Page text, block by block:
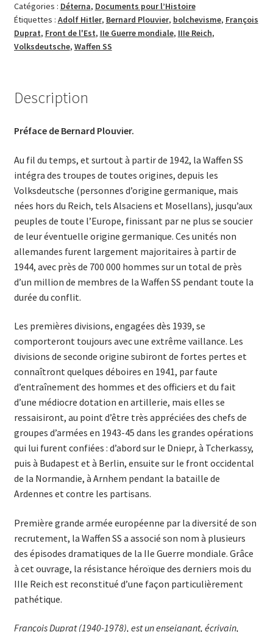
Waffen
SS
Catégories : Déterna, Documents pour l’Histoire
Étiquettes : Adolf Hitler, Bernard Plouvier, bolchevisme, François
Duprat, Front de l'Est, IIe Guerre mondiale, IIIe Reich,
Volksdeutsche, Waffen SS
Description
Préface de Bernard Plouvier.
Au fil du temps, et surtout à partir de 1942, la Waffen SS
intégra des troupes de toutes origines, depuis les
Volksdeutsche (personnes d’origine germanique, mais
nées hors du Reich, tels Alsaciens et Mosellans), jusqu’aux
peuples de toute l’Europe, finissant par ne plus se soucier
de leur éventuelle origine germanique. Ces unités non
allemandes furent largement majoritaires à partir de
1944, avec près de 700 000 hommes sur un total de près
d’un million de membres de la Waffen SS pendant toute la
durée du conflit.
Les premières divisions, engagées dès 1939, se
comporteront toujours avec une extrême vaillance. Les
divisions de seconde origine subiront de fortes pertes et
connaîtront quelques déboires en 1941, par faute
d’entraînement des hommes et des officiers et du fait
d’une médiocre dotation en artillerie, mais elles se
ressaisiront, au point d’être très appréciées des chefs de
groupes d’armées en 1943-45 dans les grandes opérations
qui lui furent confiées : d’abord sur le Dniepr, à Tcherkassy,
puis à Budapest et à Berlin, ensuite sur le front occidental
de la Normandie, à Arnhem pendant la bataille de
Ardennes et contre les partisans.
Première grande armée européenne par la diversité de son
recrutement, la Waffen SS a associé son nom à plusieurs
des épisodes dramatiques de la IIe Guerre mondiale. Grâce
à cet ouvrage, la résistance héroïque des derniers mois du
IIIe Reich est reconstitué d’une façon particulièrement
pathétique.
François Duprat (1940-1978), est un enseignant, écrivain,